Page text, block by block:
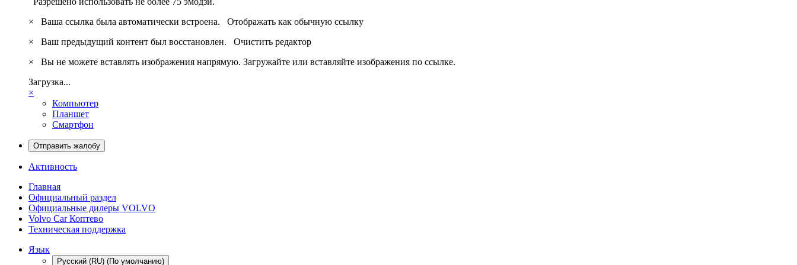
×
Ваша ссылка была автоматически встроена. Отображать как обычную ссылку
×
Ваш предыдущий контент был восстановлен. Очистить редактор
×
Вы не можете вставлять изображения напрямую. Загружайте или вставляйте изображения по ссылке.
Загрузка...
×
Компьютер
Планшет
Смартфон
Отправить жалобу
Активность
Главная
Официальный раздел
Официальные дилеры VOLVO
Volvo Car Коптево
Техническая поддержка
Язык
Русский (RU) (По умолчанию)